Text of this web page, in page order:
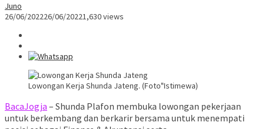
Juno
26/06/202226/06/20221,630 views
Lowongan Kerja Shunda Jateng. (Foto"Istimewa)
BacaJogja – Shunda Plafon membuka lowongan pekerjaan
untuk berkembang dan berkarir bersama untuk menempati